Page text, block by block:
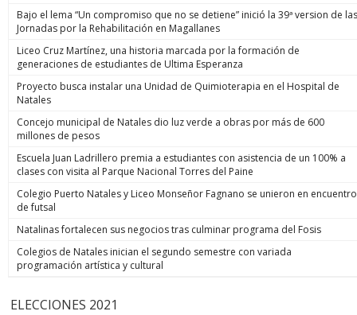
Bajo el lema “Un compromiso que no se detiene” inició la 39ª version de las
Jornadas por la Rehabilitación en Magallanes
Liceo Cruz Martínez, una historia marcada por la formación de
generaciones de estudiantes de Ultima Esperanza
Proyecto busca instalar una Unidad de Quimioterapia en el Hospital de
Natales
Concejo municipal de Natales dio luz verde a obras por más de 600
millones de pesos
Escuela Juan Ladrillero premia a estudiantes con asistencia de un 100% a
clases con visita al Parque Nacional Torres del Paine
Colegio Puerto Natales y Liceo Monseñor Fagnano se unieron en encuentro
de futsal
Natalinas fortalecen sus negocios tras culminar programa del Fosis
Colegios de Natales inician el segundo semestre con variada
programación artística y cultural
ELECCIONES 2021